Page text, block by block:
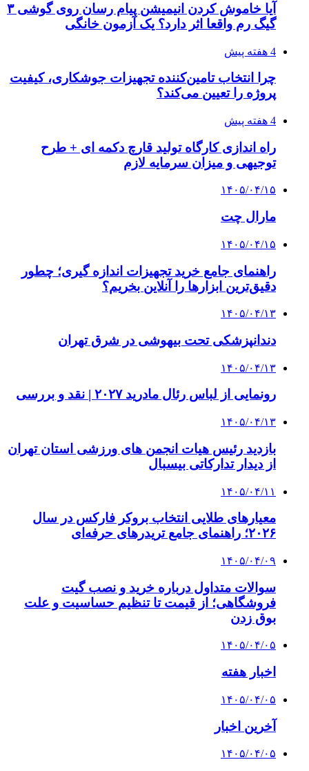
آیا خاموش کردن انیمیشن پیام رسان روی گوشی ۳
گیگ رم واقعا اثر دارد؟ یک آزمون خانگی
4 هفته پیش
چرا انتخاب تامین‌کننده تجهیزات جوشکاری، کیفیت
پروژه را تعیین می‌کند؟
4 هفته پیش
راه اندازی کارگاه تولید قارچ دکمه ای + طرح
توجیهی و میزان سرمایه لازم
۱۴۰۵/۰۴/۱۵
مارال چت
۱۴۰۵/۰۴/۱۵
راهنمای جامع خرید تجهیزات اندازه گیری؛ چطور
دقیق‌ترین ابزارها را آنلاین بخریم؟
۱۴۰۵/۰۴/۱۳
دندانپزشکی تحت بیهوشی در شرق تهران
۱۴۰۵/۰۴/۱۳
رونمایی از لباس رئال مادرید ۲۰۲۷ | نقد و بررسی
۱۴۰۵/۰۴/۱۳
بازدید رئیس هیات انجمن های ورزشی استان تهران
از دیدار تدارکاتی بیسبال
۱۴۰۵/۰۴/۱۱
معیارهای طلایی انتخاب بروکر فارکس در سال
۲۰۲۶؛ راهنمای جامع تریدرهای حرفه‌ای
۱۴۰۵/۰۴/۰۹
سوالات متداول درباره خرید و نصب گیت
فروشگاهی؛ از قیمت تا تنظیم حساسیت و علت
بوق زدن
۱۴۰۵/۰۴/۰۵
اخبار هفته
۱۴۰۵/۰۴/۰۵
آخرین اخبار
۱۴۰۵/۰۴/۰۵